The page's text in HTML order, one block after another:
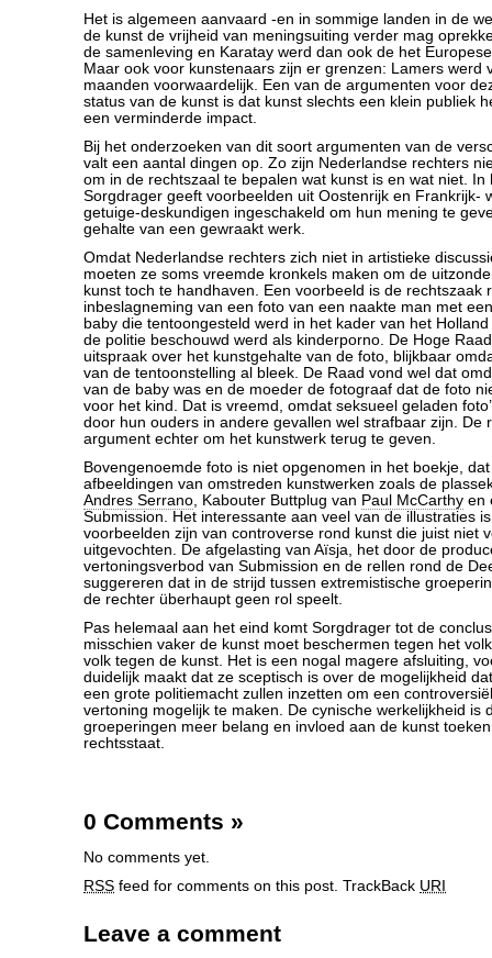
Het is algemeen aanvaard -en in sommige landen in de
de kunst de vrijheid van meningsuiting verder mag
de samenleving en Karatay werd dan ook de het
Maar ook voor kunstenaars zijn er grenzen: Lamers werd
maanden voorwaardelijk. Een van de argumenten voor
status van de kunst is dat kunst slechts een klein publiek
een verminderde impact.
Bij het onderzoeken van dit soort argumenten van de
valt een aantal dingen op. Zo zijn Nederlandse rechters
om in de rechtszaal te bepalen wat kunst is en wat niet. In
Sorgdrager geeft voorbeelden uit Oostenrijk en Frankrijk-
getuige-deskundigen ingeschakeld om hun mening te
gehalte van een gewraakt werk.
Omdat Nederlandse rechters zich niet in artistieke
moeten ze soms vreemde kronkels maken om de
kunst toch te handhaven. Een voorbeeld is de rechtszaak
inbeslagneming van een foto van een naakte man met
baby die tentoongesteld werd in het kader van het
de politie beschouwd werd als kinderporno. De Hoge
uitspraak over het kunstgehalte van de foto, blijkbaar
van de tentoonstelling al bleek. De Raad vond wel dat
van de baby was en de moeder de fotograaf dat de foto
voor het kind. Dat is vreemd, omdat seksueel geladen
door hun ouders in andere gevallen wel strafbaar zijn. De
argument echter om het kunstwerk terug te geven.
Bovengenoemde foto is niet opgenomen in het boekje,
afbeeldingen van omstreden kunstwerken zoals de
Andres Serrano, Kabouter Buttplug van Paul McCarthy en
Submission. Het interessante aan veel van de illustraties
voorbeelden zijn van controverse rond kunst die juist niet
uitgevochten. De afgelasting van Aïsja, het door de
vertoningsverbod van Submission en de rellen rond de
suggereren dat in de strijd tussen extremistische
de rechter überhaupt geen rol speelt.
Pas helemaal aan het eind komt Sorgdrager tot de
misschien vaker de kunst moet beschermen tegen het
volk tegen de kunst. Het is een nogal magere afsluiting,
duidelijk maakt dat ze sceptisch is over de mogelijkheid
een grote politiemacht zullen inzetten om een
vertoning mogelijk te maken. De cynische werkelijkheid is
groeperingen meer belang en invloed aan de kunst
rechtsstaat.
0 Comments »
No comments yet.
RSS feed for comments on this post. TrackBack URI
Leave a comment